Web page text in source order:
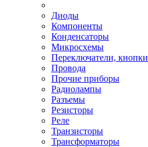
Диоды
Компоненты
Конденсаторы
Микросхемы
Переключатели, кнопки
Провода
Прочие приборы
Радиолампы
Разъемы
Резисторы
Реле
Транзисторы
Трансформаторы